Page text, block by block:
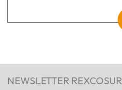
NEWSLETTER REXCOSUR